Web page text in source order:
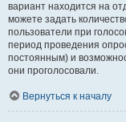
вариант находится на
можете задать
пользователи при
период проведения
постоянным) и
они проголосовали.
Вернуться к началу